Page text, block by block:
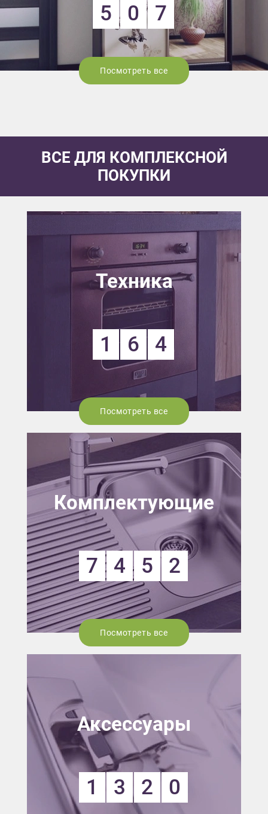
5 0 7
Посмотреть все
ВСЕ ДЛЯ КОМПЛЕКСНОЙ
ПОКУПКИ
Техника
1 6 4
Посмотреть все
Комплектующие
7 4 5 2
Посмотреть все
Аксессуары
1 3 2 0